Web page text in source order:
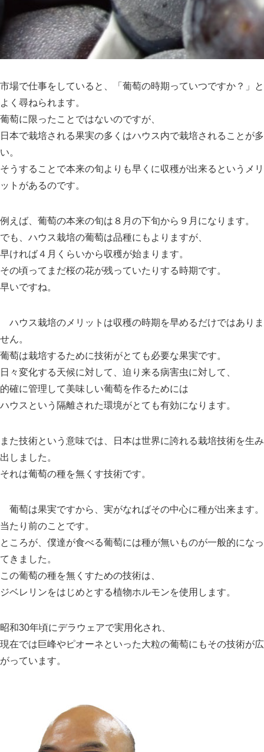
市場で仕事をしていると、「葡萄の時期っていつですか？」と
よく尋ねられます。
葡萄に限ったことではないのですが、
日本で栽培される果実の多くはハウス内で栽培されることが多
い。
そうすることで本来の旬よりも早くに収穫が出来るというメリ
ットがあるのです。
例えば、葡萄の本来の旬は８月の下旬から９月になります。
でも、ハウス栽培の葡萄は品種にもよりますが、
早ければ４月くらいから収穫が始まります。
その頃ってまだ桜の花が残っていたりする時期です。
早いですね。
ハウス栽培のメリットは収穫の時期を早めるだけではありま
せん。
葡萄は栽培するために技術がとても必要な果実です。
日々変化する天候に対して、迫り来る病害虫に対して、
的確に管理して美味しい葡萄を作るためには
ハウスという隔離された環境がとても有効になります。
また技術という意味では、日本は世界に誇れる栽培技術を生み
出しました。
それは葡萄の種を無くす技術です。
葡萄は果実ですから、実がなればその中心に種が出来ます。
当たり前のことです。
ところが、僕達が食べる葡萄には種が無いものが一般的になっ
てきました。
この葡萄の種を無くすための技術は、
ジベレリンをはじめとする植物ホルモンを使用します。
昭和30年頃にデラウェアで実用化され、
現在では巨峰やピオーネといった大粒の葡萄にもその技術が広
がっています。